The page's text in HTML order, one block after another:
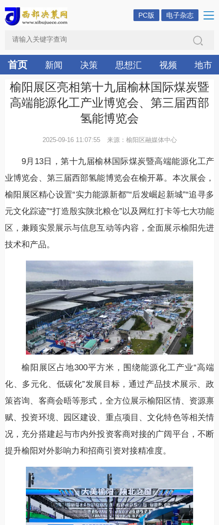
PC版 电子杂志
首页 新闻 决策 思想汇 视频 地市
榆阳展区亮相第十九届榆林国际煤炭暨
高端能源化工产业博览会、第三届西部
氢能博览会
2025-09-16 11:07:55 来源：榆阳区融媒体中心
9月13日，第十九届榆林国际煤炭暨高端能源化工产
业博览会、第三届西部氢能博览会在榆开幕。本次展会，
榆阳展区精心设置“实力能源新都”“后发崛起新城”“追寻多
元文化踪迹”“打造殷实陕北粮仓”以及网红打卡等七大功能
区，兼顾实景展示与信息互动等内容，全面展示榆阳先进
技术和产品。
榆阳展区占地300平方米，围绕能源化工产业“高端
化、多元化、低碳化”发展目标，通过产品技术展示、政
策咨询、客商会晤等形式，全方位展示榆阳区情、资源禀
赋、投资环境、园区建设、重点项目、文化特色等相关情
况，充分搭建起与市内外投资客商对接的广阔平台，不断
提升榆阳对外影响力和招商引资对接精准度。